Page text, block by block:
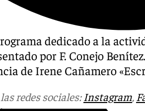
dedicado a la
por F. Conejo
de Irene Cañamero
redes sociales: Instagram,